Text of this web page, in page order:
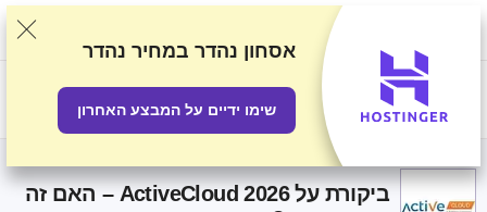
אנו מדרגים ספקים על סמך בדיקות ומחקר קפדניים, אך גם לוקחים בחשבון את
המשוב שלכם ואת ההסכמים המסחריים שיש לנו עם ספקים. עמוד זה מכיל
קישורים לשותפים.
גילוי נאות פרסומי
ביקורת על ActiveCloud 2026 – האם זה
אסחון נהדר במחיר נהדר
שימו ידיים על המבצע האחרון